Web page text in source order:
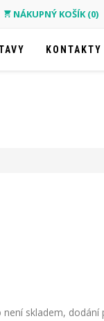
NÁKUPNÝ KOŠÍK (0)
KONTAKTY
není skladem, dodání